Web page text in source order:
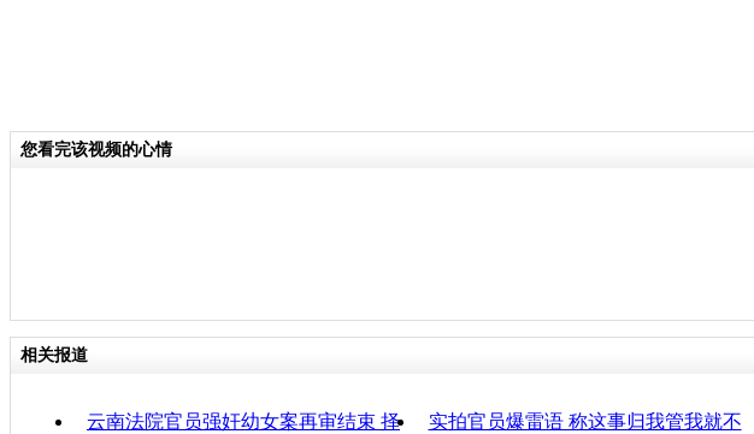
您看完该视频的心情
相关报道
云南法院官员强奸幼女案再审结束 择
实拍官员爆雷语 称这事归我管我就不